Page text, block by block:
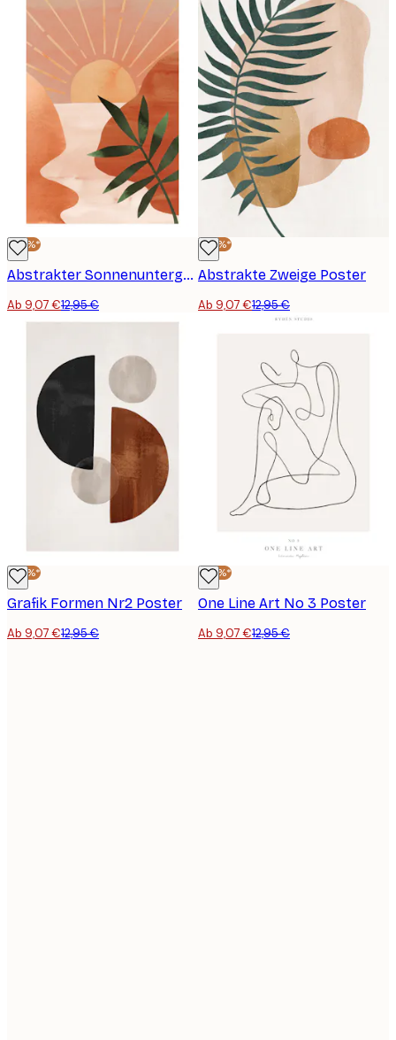
-30%*
Abstrakter Sonnenuntergang Poster
Ab 9,07 €12,95 €
-30%*
Abstrakte Zweige Poster
Ab 9,07 €12,95 €
-30%*
Grafik Formen Nr2 Poster
Ab 9,07 €12,95 €
-30%*
One Line Art No 3 Poster
Ab 9,07 €12,95 €